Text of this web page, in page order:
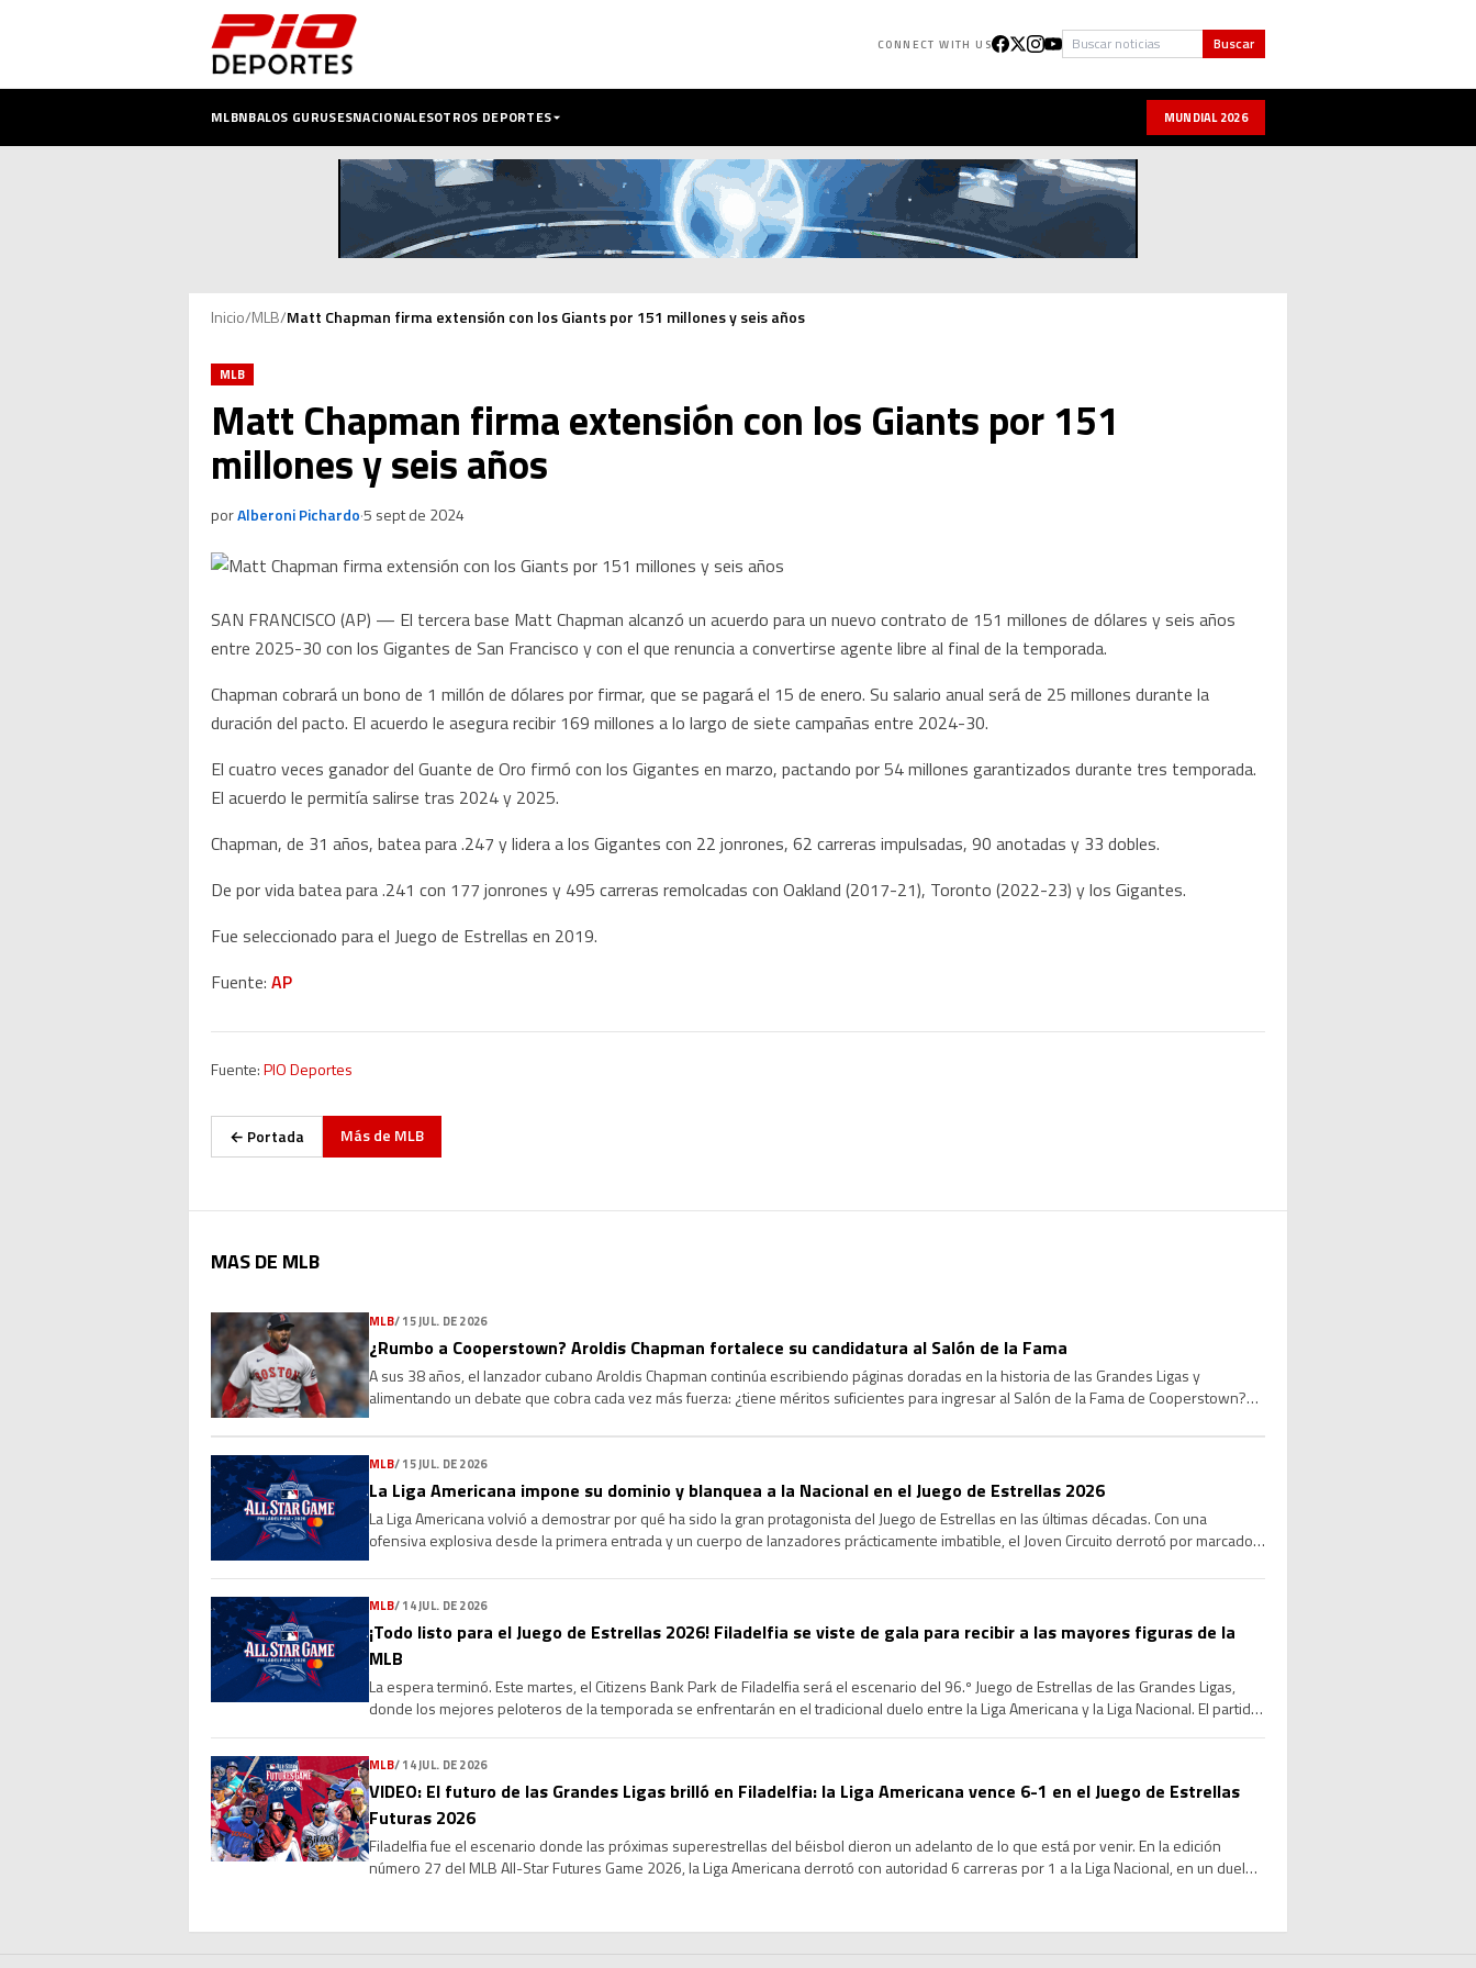
CONNECT WITH US Buscar Buscar
MLBNBALOS GURUSESNACIONALESOTROS DEPORTES MUNDIAL 2026
Inicio/MLB/Matt Chapman firma extensión con los Giants por 151 millones y seis años
MLB
Matt Chapman firma extensión con los Giants por 151
millones y seis años
porAlberoni Pichardo·5 sept de 2024
SAN FRANCISCO (AP) — El tercera base Matt Chapman alcanzó un acuerdo para un nuevo contrato de 151 millones de dólares y seis años
entre 2025-30 con los Gigantes de San Francisco y con el que renuncia a convertirse agente libre al final de la temporada.
Chapman cobrará un bono de 1 millón de dólares por firmar, que se pagará el 15 de enero. Su salario anual será de 25 millones durante la
duración del pacto. El acuerdo le asegura recibir 169 millones a lo largo de siete campañas entre 2024-30.
El cuatro veces ganador del Guante de Oro firmó con los Gigantes en marzo, pactando por 54 millones garantizados durante tres temporada.
El acuerdo le permitía salirse tras 2024 y 2025.
Chapman, de 31 años, batea para .247 y lidera a los Gigantes con 22 jonrones, 62 carreras impulsadas, 90 anotadas y 33 dobles.
De por vida batea para .241 con 177 jonrones y 495 carreras remolcadas con Oakland (2017-21), Toronto (2022-23) y los Gigantes.
Fue seleccionado para el Juego de Estrellas en 2019.
Fuente: AP
Fuente:PIO Deportes
← Portada Más de MLB
MAS DE MLB
MLB/15 JUL. DE 2026
¿Rumbo a Cooperstown? Aroldis Chapman fortalece su candidatura al Salón de la Fama
A sus 38 años, el lanzador cubano Aroldis Chapman continúa escribiendo páginas doradas en la historia de las Grandes Ligas y
alimentando un debate que cobra cada vez más fuerza: ¿tiene méritos suficientes para ingresar al Salón de la Fama de Cooperstown?
MLB/15 JUL. DE 2026
La Liga Americana impone su dominio y blanquea a la Nacional en el Juego de Estrellas 2026
La Liga Americana volvió a demostrar por qué ha sido la gran protagonista del Juego de Estrellas en las últimas décadas. Con una
ofensiva explosiva desde la primera entrada y un cuerpo de lanzadores prácticamente imbatible, el Joven Circuito derrotó por marcador
MLB/14 JUL. DE 2026
¡Todo listo para el Juego de Estrellas 2026! Filadelfia se viste de gala para recibir a las mayores figuras de la
MLB
La espera terminó. Este martes, el Citizens Bank Park de Filadelfia será el escenario del 96.º Juego de Estrellas de las Grandes Ligas,
donde los mejores peloteros de la temporada se enfrentarán en el tradicional duelo entre la Liga Americana y la Liga Nacional. El partido
MLB/14 JUL. DE 2026
VIDEO: El futuro de las Grandes Ligas brilló en Filadelfia: la Liga Americana vence 6-1 en el Juego de Estrellas
Futuras 2026
Filadelfia fue el escenario donde las próximas superestrellas del béisbol dieron un adelanto de lo que está por venir. En la edición
número 27 del MLB All-Star Futures Game 2026, la Liga Americana derrotó con autoridad 6 carreras por 1 a la Liga Nacional, en un duelo